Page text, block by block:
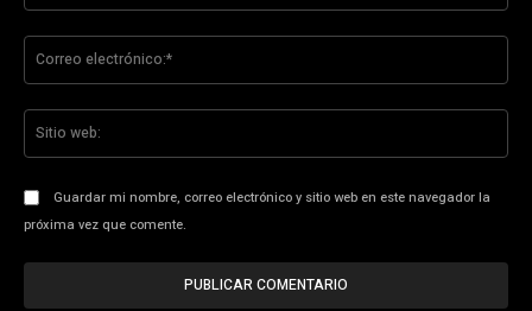
Guardar mi nombre, correo electrónico y sitio web en este navegador la
próxima vez que comente.